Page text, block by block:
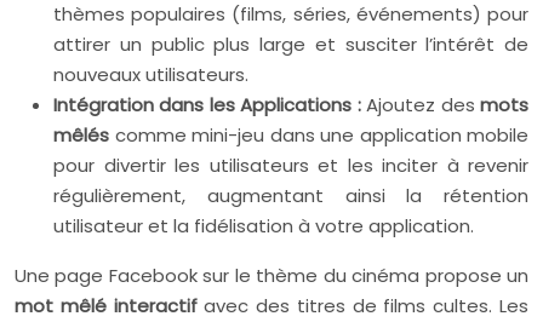
thèmes populaires (films, séries, événements) pour
attirer un public plus large et susciter l’intérêt de
nouveaux utilisateurs.
Intégration dans les Applications :Ajoutez desmots
mêlés comme mini-jeu dans une application mobile
pour divertir les utilisateurs et les inciter à revenir
régulièrement, augmentant ainsi la rétention
utilisateur et la fidélisation à votre application.
Une page Facebook sur le thème du cinéma propose un
mot mêlé interactifavec des titres de films cultes. Les